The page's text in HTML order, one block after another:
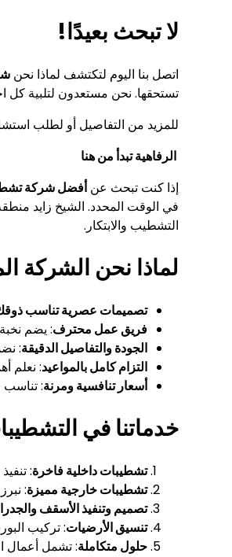
لا تبحث بعيدًا!
اتصل بنا اليوم لتكتشف لماذا نحن
تستحقها. نحن مستعدون لتلبية كل
للمزيد من التفاصيل أو لطلب
الرفاهية تبدأ من هنا
إذا كنت تبحث عنأفضل شركة
في الوقت المحدد. الشيخ زايد
التشطيب والابتكار.
لماذا نحن الشركة
تصميمات عصرية تناسب
فريق عمل محترف: يضم
الجودة والتفاصيل الدقيقة:
التزام كامل بالمواعيد: نعلم
أسعار تنافسية ومرنة: تناسب
خدماتنا في
تشطيبات داخلية فاخرة:
تشطيبات خارجية مميزة:
تصميم وتنفيذ الأسقف
تنسيق الأرضيات: تركيب
حلول متكاملة: تشمل أعمال